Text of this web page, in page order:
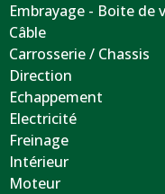
Embrayage - Boite
Câble
Carrosserie / Chassis
Direction
Echappement
Electricité
Freinage
Intérieur
Moteur